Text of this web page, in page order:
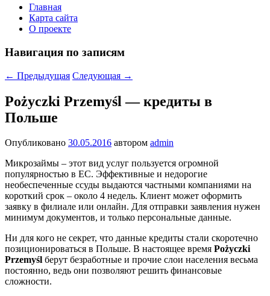
Главная
Карта сайта
О проекте
Навигация по записям
← Предыдущая Следующая →
Pożyczki Przemyśl — кредиты в
Польше
Опубликовано 30.05.2016 автором admin
Микрозаймы – этот вид услуг пользуется огромной
популярностью в ЕС. Эффективные и недорогие
необеспеченные ссуды выдаются частными компаниями на
короткий срок – около 4 недель. Клиент может оформить
заявку в филиале или онлайн. Для отправки заявления нужен
минимум документов, и только персональные данные.
Ни для кого не секрет, что данные кредиты стали скоротечно
позиционироваться в Польше. В настоящее время Pożyczki
Przemyśl берут безработные и прочие слои населения весьма
постоянно, ведь они позволяют решить финансовые
сложности.